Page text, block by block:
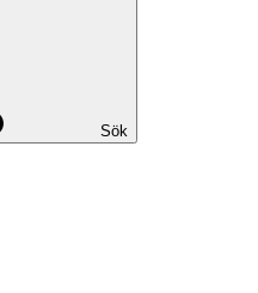
Sök